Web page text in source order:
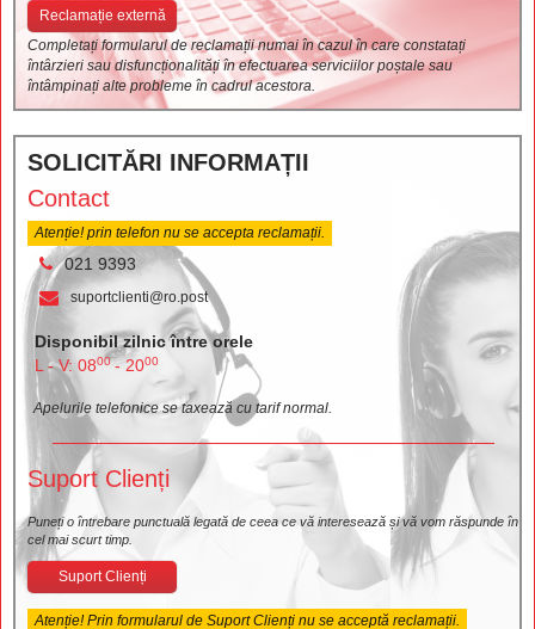
Reclamație externă
Completați formularul de reclamații numai în cazul în care constatați
întârzieri sau disfuncționalități în efectuarea serviciilor poștale sau
întâmpinați alte probleme în cadrul acestora.
SOLICITĂRI INFORMAȚII
Contact
Atenție! prin telefon nu se accepta reclamații.
021 9393
suportclienti@ro.post
Disponibil zilnic între orele
L - V: 0800- 2000
Apelurile telefonice se taxează cu tarif normal.
Suport Clienți
Puneți o întrebare punctuală legată de ceea ce vă interesează și vă vom răspunde în
cel mai scurt timp.
Suport Clienți
Atenție! Prin formularul de Suport Clienți nu se acceptă reclamații.